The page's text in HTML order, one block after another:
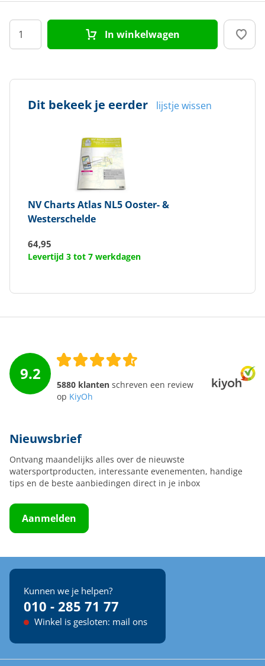
In winkelwagen
Dit bekeek je eerder lijstje wissen
NV ChartsAtlas NL5 Ooster- &
Westerschelde
64,95
Levertijd 3 tot 7 werkdagen
9.2
5880 klanten schreven een review
op KiyOh
Nieuwsbrief
Ontvang maandelijks alles over de nieuwste
watersportproducten, interessante evenementen, handige
tips en de beste aanbiedingen direct in je inbox
Aanmelden
Kunnen we je helpen?
010 - 285 71 77
Winkel is gesloten: mail ons